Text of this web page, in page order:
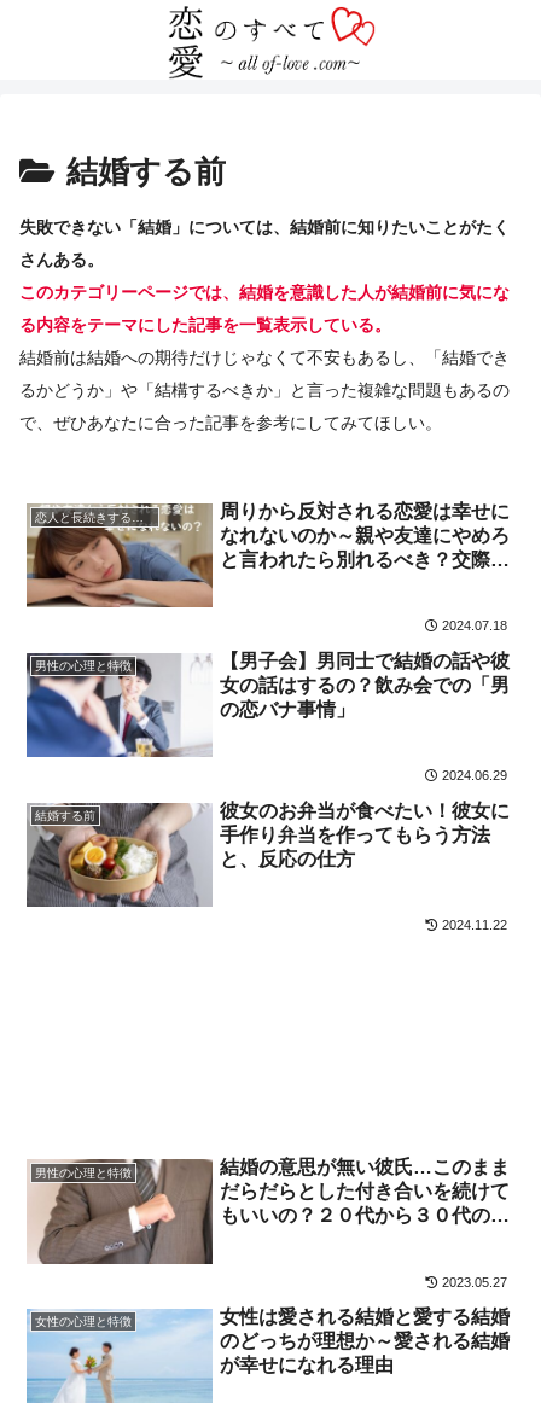
結婚する前
失敗できない「結婚」については、結婚前に知りたいことがたく
さんある。
このカテゴリーページでは、結婚を意識した人が結婚前に気にな
る内容をテーマにした記事を一覧表示している。
結婚前は結婚への期待だけじゃなくて不安もあるし、「結婚でき
るかどうか」や「結構するべきか」と言った複雑な問題もあるの
で、ぜひあなたに合った記事を参考にしてみてほしい。
恋人と長続きする秘訣・コツ
周りから反対される恋愛は幸せに
なれないのか～親や友達にやめろ
と言われたら別れるべき？交際を
2024.07.18
男性の心理と特徴
【男子会】男同士で結婚の話や彼
女の話はするの？飲み会での「男
の恋バナ事情」
2024.06.29
結婚する前
彼女のお弁当が食べたい！彼女に
手作り弁当を作ってもらう方法
と、反応の仕方
2024.11.22
男性の心理と特徴
結婚の意思が無い彼氏…このまま
だらだらとした付き合いを続けて
もいいの？２０代から３０代の
2023.05.27
女性の心理と特徴
女性は愛される結婚と愛する結婚
のどっちが理想か～愛される結婚
が幸せになれる理由